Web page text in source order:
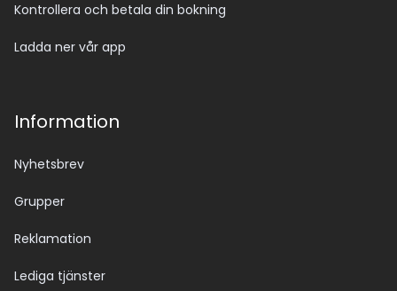
Kontrollera och betala din bokning
Ladda ner vår app
Information
Nyhetsbrev
Grupper
Reklamation
Lediga tjänster